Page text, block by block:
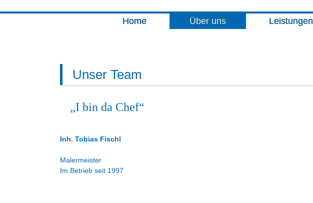
Home Über uns Leistungen
Unser Team
„I bin da Chef“
Inh. Tobias Fischl
Malermeister
Im Betrieb seit 1997